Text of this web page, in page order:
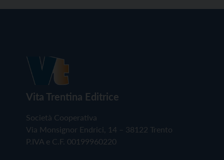
Vita Trentina Editrice
Società Cooperativa
Via Monsignor Endrici, 14 – 38122 Trento
P.IVA e C.F. 00199960220